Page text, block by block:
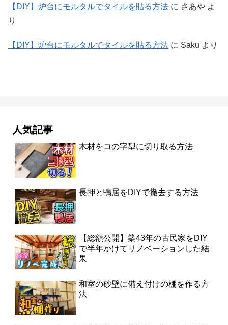
【DIY】炉台にモルタルでタイルを貼る方法 に さあや よ
り
【DIY】炉台にモルタルでタイルを貼る方法 に Saku より
人気記事
木材をコの字型に切り取る方法
長押と鴨居をDIYで撤去する方法
【総額公開】築43年の古民家をDIY
で半年かけてリノベーションした結
果
和室の砂壁に備え付けの棚を作る方
法